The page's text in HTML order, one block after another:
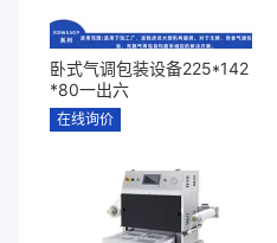
卧式气调包装设备225*142
*80一出六
在线询价